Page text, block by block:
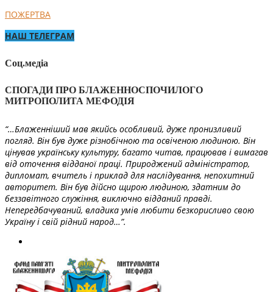
ПОЖЕРТВА
НАШ ТЕЛЕГРАМ
Соц.медіа
СПОГАДИ ПРО БЛАЖЕННОСПОЧИЛОГО
МИТРОПОЛИТА МЕФОДІЯ
“…Блаженніший мав якийсь особливий, дуже пронизливий
погляд. Він був дуже різнобічною та освіченою людиною. Він
цінував українську культуру, багато читав, працював і вимагав
від оточення відданої праці. Природжений адміністратор,
дипломат, вчитель і приклад для наслідування, непохитний
авторитет. Він був дійсно щирою людиною, здатним до
беззавітного служіння, виключно відданий правді.
Непередбачуваний, владика умів любити безкорисливо свою
Україну і свій рідний народ…”.